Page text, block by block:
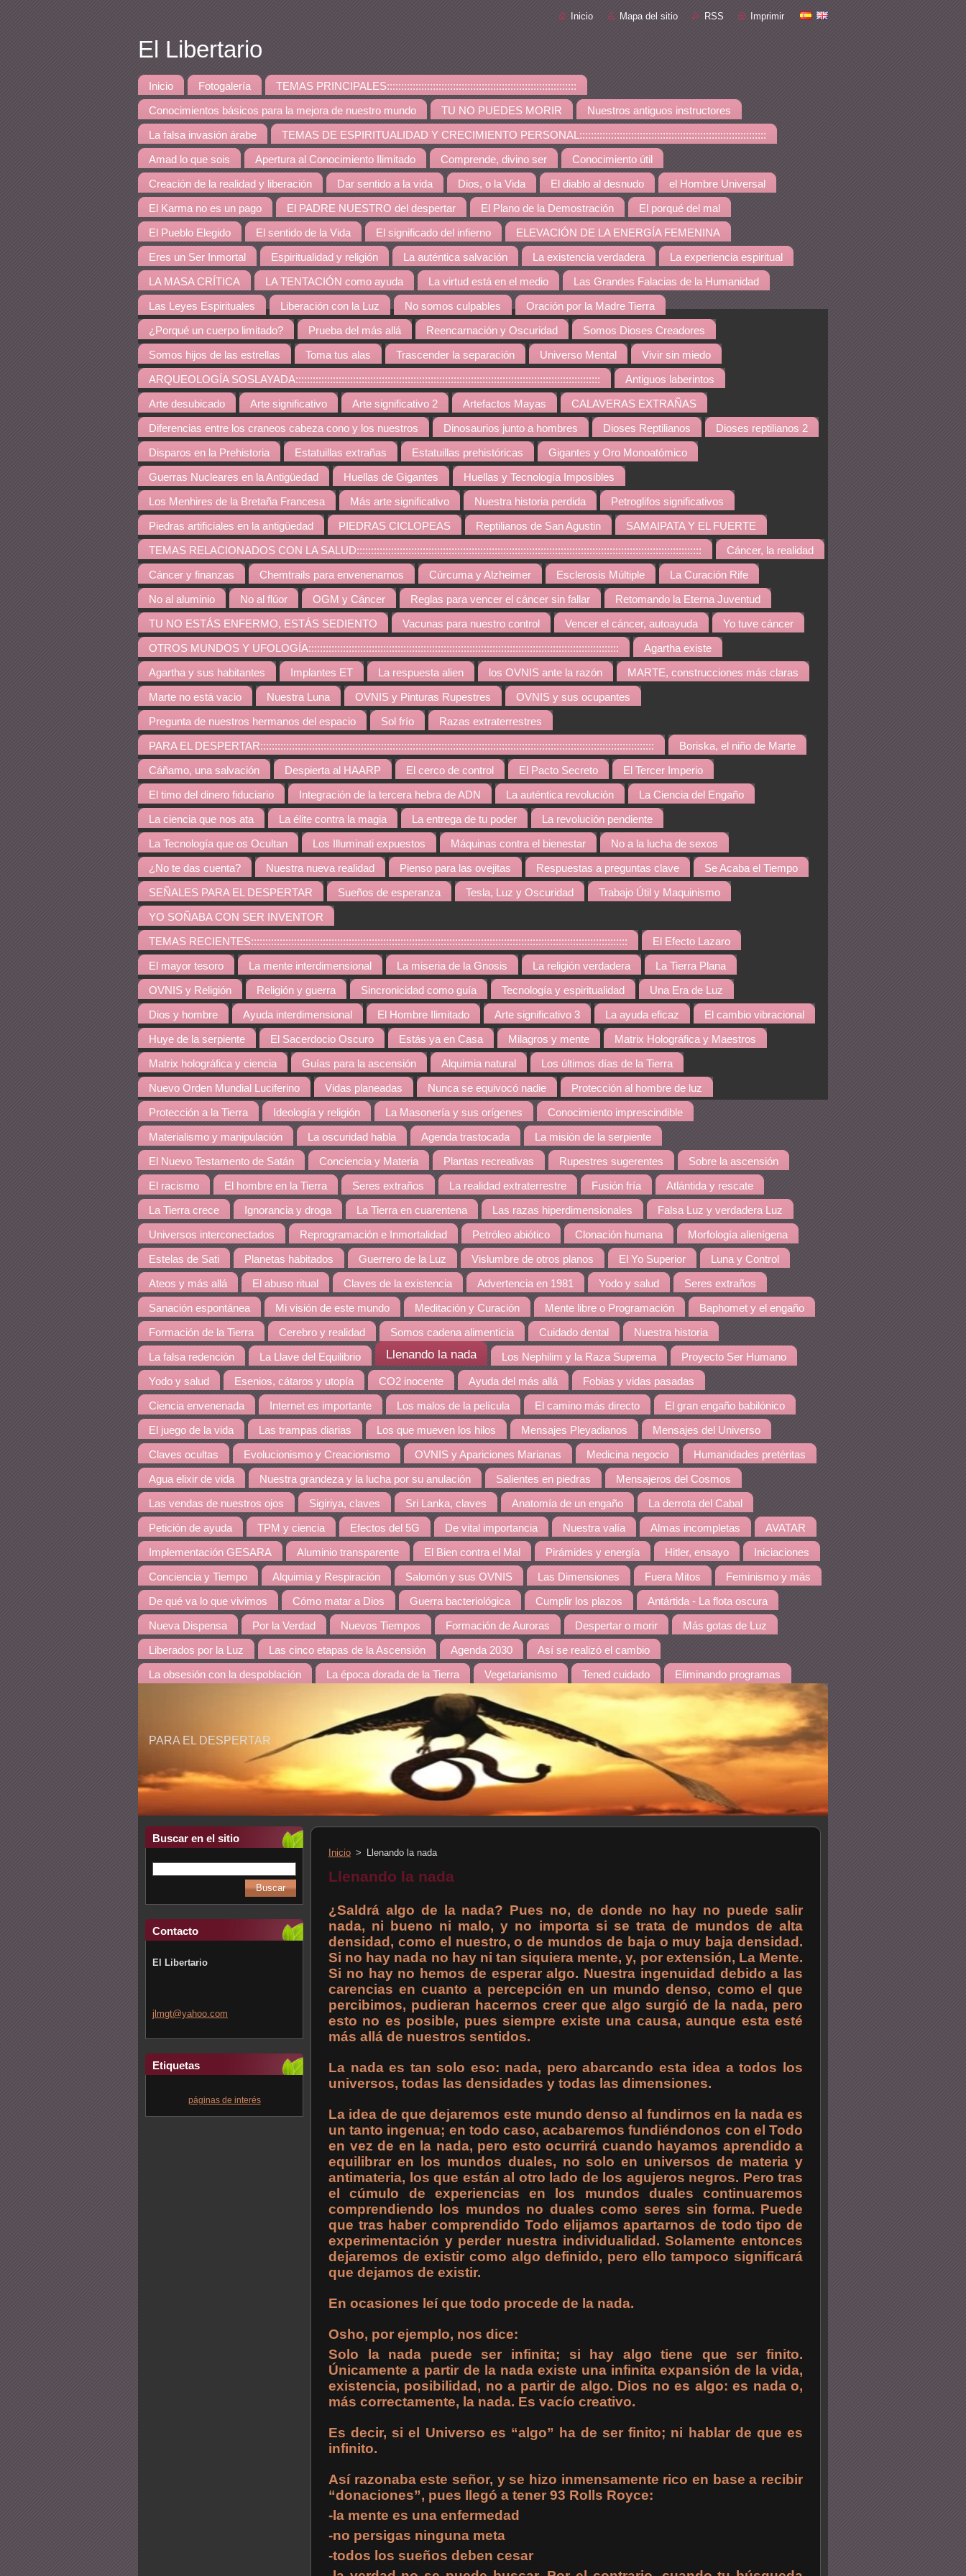
Inicio Mapa del sitio RSS Imprimir
El Libertario
Inicio Fotogalería TEMAS PRINCIPALES::::::::::::::::::::::::::::::::::::::::::::::::::::::::::::::::::
Conocimientos básicos para la mejora de nuestro mundo TU NO PUEDES MORIR Nuestros antiguos instructores
La falsa invasión árabe TEMAS DE ESPIRITUALIDAD Y CRECIMIENTO PERSONAL:::::::::::::::::::::::::::::::::::::::::::::::::::::::::::::::::
Amad lo que sois Apertura al Conocimiento Ilimitado Comprende, divino ser Conocimiento útil
Creación de la realidad y liberación Dar sentido a la vida Dios, o la Vida El diablo al desnudo el Hombre Universal
El Karma no es un pago El PADRE NUESTRO del despertar El Plano de la Demostración El porqué del mal
El Pueblo Elegido El sentido de la Vida El significado del infierno ELEVACIÓN DE LA ENERGÍA FEMENINA
Eres un Ser Inmortal Espiritualidad y religión La auténtica salvación La existencia verdadera La experiencia espiritual
LA MASA CRÍTICA LA TENTACIÓN como ayuda La virtud está en el medio Las Grandes Falacias de la Humanidad
Las Leyes Espirituales Liberación con la Luz No somos culpables Oración por la Madre Tierra
¿Porqué un cuerpo limitado? Prueba del más allá Reencarnación y Oscuridad Somos Dioses Creadores
Somos hijos de las estrellas Toma tus alas Trascender la separación Universo Mental Vivir sin miedo
ARQUEOLOGÍA SOSLAYADA:::::::::::::::::::::::::::::::::::::::::::::::::::::::::::::::::::::::::::::::::::::::::::::::::::::::::: Antiguos laberintos
Arte desubicado Arte significativo Arte significativo 2 Artefactos Mayas CALAVERAS EXTRAÑAS
Diferencias entre los craneos cabeza cono y los nuestros Dinosaurios junto a hombres Dioses Reptilianos Dioses reptilianos 2
Disparos en la Prehistoria Estatuillas extrañas Estatuillas prehistóricas Gigantes y Oro Monoatómico
Guerras Nucleares en la Antigüedad Huellas de Gigantes Huellas y Tecnología Imposibles
Los Menhires de la Bretaña Francesa Más arte significativo Nuestra historia perdida Petroglifos significativos
Piedras artificiales en la antigüedad PIEDRAS CICLOPEAS Reptilianos de San Agustin SAMAIPATA Y EL FUERTE
TEMAS RELACIONADOS CON LA SALUD:::::::::::::::::::::::::::::::::::::::::::::::::::::::::::::::::::::::::::::::::::::::::::::::::::::::::::::::::::::::: Cáncer, la realidad
Cáncer y finanzas Chemtrails para envenenarnos Cúrcuma y Alzheimer Esclerosis Múltiple La Curación Rife
No al aluminio No al flúor OGM y Cáncer Reglas para vencer el cáncer sin fallar Retomando la Eterna Juventud
TU NO ESTÁS ENFERMO, ESTÁS SEDIENTO Vacunas para nuestro control Vencer el cáncer, autoayuda Yo tuve cáncer
OTROS MUNDOS Y UFOLOGÍA:::::::::::::::::::::::::::::::::::::::::::::::::::::::::::::::::::::::::::::::::::::::::::::::::::::::::::: Agartha existe
Agartha y sus habitantes Implantes ET La respuesta alien los OVNIS ante la razón MARTE, construcciones más claras
Marte no está vacio Nuestra Luna OVNIS y Pinturas Rupestres OVNIS y sus ocupantes
Pregunta de nuestros hermanos del espacio Sol frío Razas extraterrestres
PARA EL DESPERTAR::::::::::::::::::::::::::::::::::::::::::::::::::::::::::::::::::::::::::::::::::::::::::::::::::::::::::::::::::::::::::::::::::::::::: Boriska, el niño de Marte
Cáñamo, una salvación Despierta al HAARP El cerco de control El Pacto Secreto El Tercer Imperio
El timo del dinero fiduciario Integración de la tercera hebra de ADN La auténtica revolución La Ciencia del Engaño
La ciencia que nos ata La élite contra la magia La entrega de tu poder La revolución pendiente
La Tecnología que os Ocultan Los Illuminati expuestos Máquinas contra el bienestar No a la lucha de sexos
¿No te das cuenta? Nuestra nueva realidad Pienso para las ovejitas Respuestas a preguntas clave Se Acaba el Tiempo
SEÑALES PARA EL DESPERTAR Sueños de esperanza Tesla, Luz y Oscuridad Trabajo Útil y Maquinismo
YO SOÑABA CON SER INVENTOR
TEMAS RECIENTES::::::::::::::::::::::::::::::::::::::::::::::::::::::::::::::::::::::::::::::::::::::::::::::::::::::::::::::::::::::::::::::::::: El Efecto Lazaro
El mayor tesoro La mente interdimensional La miseria de la Gnosis La religión verdadera La Tierra Plana
OVNIS y Religión Religión y guerra Sincronicidad como guía Tecnología y espiritualidad Una Era de Luz
Dios y hombre Ayuda interdimensional El Hombre Ilimitado Arte significativo 3 La ayuda eficaz El cambio vibracional
Huye de la serpiente El Sacerdocio Oscuro Estás ya en Casa Milagros y mente Matrix Holográfica y Maestros
Matrix holográfica y ciencia Guías para la ascensión Alquimia natural Los últimos días de la Tierra
Nuevo Orden Mundial Luciferino Vidas planeadas Nunca se equivocó nadie Protección al hombre de luz
Protección a la Tierra Ideología y religión La Masonería y sus orígenes Conocimiento imprescindible
Materialismo y manipulación La oscuridad habla Agenda trastocada La misión de la serpiente
El Nuevo Testamento de Satán Conciencia y Materia Plantas recreativas Rupestres sugerentes Sobre la ascensión
El racismo El hombre en la Tierra Seres extraños La realidad extraterrestre Fusión fría Atlántida y rescate
La Tierra crece Ignorancia y droga La Tierra en cuarentena Las razas hiperdimensionales Falsa Luz y verdadera Luz
Universos interconectados Reprogramación e Inmortalidad Petróleo abiótico Clonación humana Morfología alienígena
Estelas de Sati Planetas habitados Guerrero de la Luz Vislumbre de otros planos El Yo Superior Luna y Control
Ateos y más allá El abuso ritual Claves de la existencia Advertencia en 1981 Yodo y salud Seres extraños
Sanación espontánea Mi visión de este mundo Meditación y Curación Mente libre o Programación Baphomet y el engaño
Formación de la Tierra Cerebro y realidad Somos cadena alimenticia Cuidado dental Nuestra historia
La falsa redención La Llave del Equilibrio Llenando la nada Los Nephilim y la Raza Suprema Proyecto Ser Humano
Yodo y salud Esenios, cátaros y utopía CO2 inocente Ayuda del más allá Fobias y vidas pasadas
Ciencia envenenada Internet es importante Los malos de la película El camino más directo El gran engaño babilónico
El juego de la vida Las trampas diarias Los que mueven los hilos Mensajes Pleyadianos Mensajes del Universo
Claves ocultas Evolucionismo y Creacionismo OVNIS y Apariciones Marianas Medicina negocio Humanidades pretéritas
Agua elixir de vida Nuestra grandeza y la lucha por su anulación Salientes en piedras Mensajeros del Cosmos
Las vendas de nuestros ojos Sigiriya, claves Sri Lanka, claves Anatomía de un engaño La derrota del Cabal
Petición de ayuda TPM y ciencia Efectos del 5G De vital importancia Nuestra valía Almas incompletas AVATAR
Implementación GESARA Aluminio transparente El Bien contra el Mal Pirámides y energía Hitler, ensayo Iniciaciones
Conciencia y Tiempo Alquimia y Respiración Salomón y sus OVNIS Las Dimensiones Fuera Mitos Feminismo y más
De qué va lo que vivimos Cómo matar a Dios Guerra bacteriológica Cumplir los plazos Antártida - La flota oscura
Nueva Dispensa Por la Verdad Nuevos Tiempos Formación de Auroras Despertar o morir Más gotas de Luz
Liberados por la Luz Las cinco etapas de la Ascensión Agenda 2030 Así se realizó el cambio
La obsesión con la despoblación La época dorada de la Tierra Vegetarianismo Tened cuidado Eliminando programas
PARA EL DESPERTAR
Buscar en el sitio
Contacto
El Libertario
jlmgt@yahoo.com
Etiquetas
páginas de interés
Inicio > Llenando la nada
Llenando la nada
¿Saldrá algo de la nada? Pues no, de donde no hay no puede salir
nada, ni bueno ni malo, y no importa si se trata de mundos de alta
densidad, como el nuestro, o de mundos de baja o muy baja densidad.
Si no hay nada no hay ni tan siquiera mente, y, por extensión, La Mente.
Si no hay no hemos de esperar algo. Nuestra ingenuidad debido a las
carencias en cuanto a percepción en un mundo denso, como el que
percibimos, pudieran hacernos creer que algo surgió de la nada, pero
esto no es posible, pues siempre existe una causa, aunque esta esté
más allá de nuestros sentidos.
La nada es tan solo eso: nada, pero abarcando esta idea a todos los
universos, todas las densidades y todas las dimensiones.
La idea de que dejaremos este mundo denso al fundirnos en la nada es
un tanto ingenua; en todo caso, acabaremos fundiéndonos con el Todo
en vez de en la nada, pero esto ocurrirá cuando hayamos aprendido a
equilibrar en los mundos duales, no solo en universos de materia y
antimateria, los que están al otro lado de los agujeros negros. Pero tras
el cúmulo de experiencias en los mundos duales continuaremos
comprendiendo los mundos no duales como seres sin forma. Puede
que tras haber comprendido Todo elijamos apartarnos de todo tipo de
experimentación y perder nuestra individualidad. Solamente entonces
dejaremos de existir como algo definido, pero ello tampoco significará
que dejamos de existir.
En ocasiones leí que todo procede de la nada.
Osho, por ejemplo, nos dice:
Solo la nada puede ser infinita; si hay algo tiene que ser finito.
Únicamente a partir de la nada existe una infinita expansión de la vida,
existencia, posibilidad, no a partir de algo. Dios no es algo: es nada o,
más correctamente, la nada. Es vacío creativo.
Es decir, si el Universo es “algo” ha de ser finito; ni hablar de que es
infinito.
Así razonaba este señor, y se hizo inmensamente rico en base a recibir
“donaciones”, pues llegó a tener 93 Rolls Royce:
-la mente es una enfermedad
-no persigas ninguna meta
-todos los sueños deben cesar